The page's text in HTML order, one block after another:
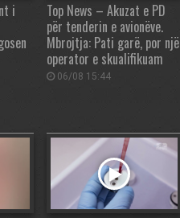
i
Top News – Akuzat e PD
për tenderin e avionëve.
Mbrojtja: Pati garë, por një
operator e skualifikuam
06/08 15:44